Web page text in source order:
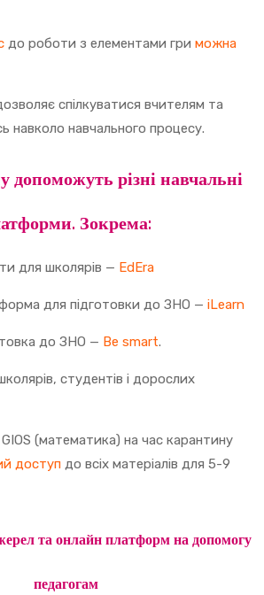
до роботи з елементами гри можна
спілкуватися вчителям та
навколо навчального процесу.
різні навчальні
Зокрема:
для школярів — EdEra
для підготовки до ЗНО — iLearn
до ЗНО — Be smart.
студентів і дорослих
(математика) на час карантину
доступ до всіх матеріалів для 5-9
та онлайн платформ на допомогу
педагогам